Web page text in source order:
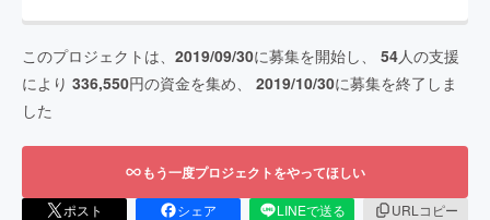
このプロジェクトは、 2019/09/30に募集を開始し、 54人の支援
により 336,550円の資金を集め、 2019/10/30に募集を終了しま
した
もう一度プロジェクトをやってほしい
ポスト シェア LINEで送る
URLコピー